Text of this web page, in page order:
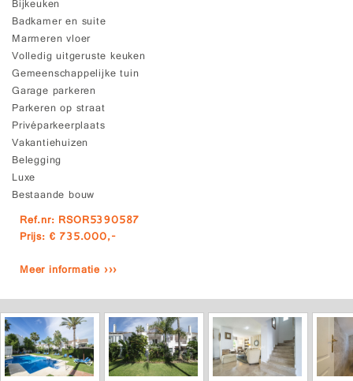
Bijkeuken
Badkamer en suite
Marmeren vloer
Volledig uitgeruste keuken
Gemeenschappelijke tuin
Garage parkeren
Parkeren op straat
Privéparkeerplaats
Vakantiehuizen
Belegging
Luxe
Bestaande bouw
Ref.nr: RSOR5390587
Prijs: € 735.000,-
Meer informatie ›››